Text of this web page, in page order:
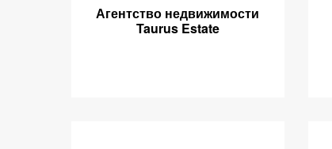
Агентство недвижимости
Taurus Estate